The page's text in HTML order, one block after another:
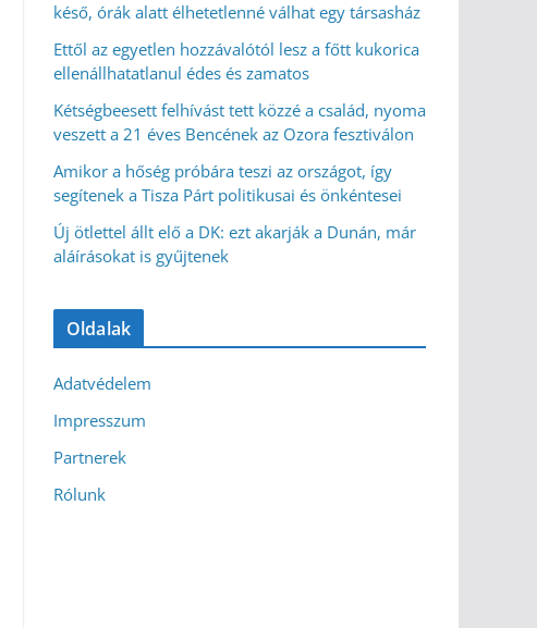
késő, órák alatt élhetetlenné válhat egy társasház
Ettől az egyetlen hozzávalótól lesz a főtt kukorica
ellenállhatatlanul édes és zamatos
Kétségbeesett felhívást tett közzé a család, nyoma
veszett a 21 éves Bencének az Ozora fesztiválon
Amikor a hőség próbára teszi az országot, így
segítenek a Tisza Párt politikusai és önkéntesei
Új ötlettel állt elő a DK: ezt akarják a Dunán, már
aláírásokat is gyűjtenek
Oldalak
Adatvédelem
Impresszum
Partnerek
Rólunk